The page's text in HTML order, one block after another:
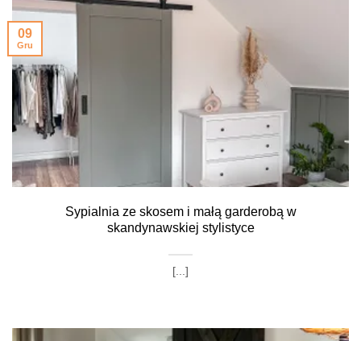
Sypialnia ze skosem i małą garderobą w
skandynawskiej stylistyce
[...]
09
Gru